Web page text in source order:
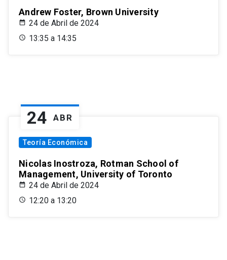
Andrew Foster, Brown University
24 de Abril de 2024
13:35 a 14:35
24 ABR
Teoría Económica
Nicolas Inostroza, Rotman School of
Management, University of Toronto
24 de Abril de 2024
12:20 a 13:20